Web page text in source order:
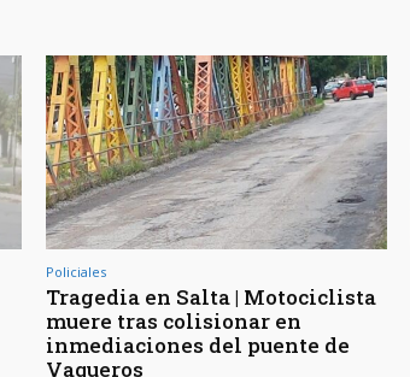
Policiales
Tragedia en Salta | Motociclista
muere tras colisionar en
inmediaciones del puente de
Vaqueros